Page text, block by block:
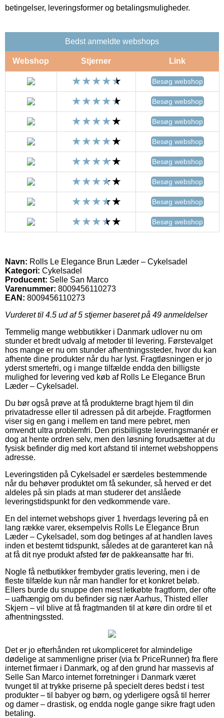
betingelser, leveringsformer og betalingsmuligheder.
Bedst anmeldte webshops
Webshop Stjerner Link
Besøg webshop
Besøg webshop
Besøg webshop
Besøg webshop
Besøg webshop
Besøg webshop
Besøg webshop
Besøg webshop
Navn: Rolls Le Elegance Brun Læder – Cykelsadel
Kategori: Cykelsadel
Producent: Selle San Marco
Varenummer: 8009456110273
EAN: 8009456110273
Vurderet til 4.5 ud af 5 stjerner baseret på 49 anmeldelser
Temmelig mange webbutikker i Danmark udlover nu om
stunder et bredt udvalg af metoder til levering. Førstevalget
hos mange er nu om stunder afhentningssteder, hvor du kan
afhente dine produkter når du har lyst. Fragtløsningen er jo
yderst smertefri, og i mange tilfælde endda den billigste
mulighed for levering ved køb af Rolls Le Elegance Brun
Læder – Cykelsadel.
Du bør også prøve at få produkterne bragt hjem til din
privatadresse eller til adressen på dit arbejde. Fragtformen
viser sig en gang i mellem en tand mere pebret, men
omvendt ultra problemfri. Den prisbilligste leveringsmanér er
dog at hente ordren selv, men den løsning forudsætter at du
fysisk befinder dig med kort afstand til internet webshoppens
adresse.
Leveringstiden på Cykelsadel er særdeles bestemmende
når du behøver produktet om få sekunder, så herved er det
aldeles på sin plads at man studerer det anslåede
leveringstidspunkt for den vedkommende vare.
En del internet webshops giver 1 hverdags levering på en
lang række varer, eksempelvis Rolls Le Elegance Brun
Læder – Cykelsadel, som dog betinges af at handlen laves
inden et bestemt tidspunkt, således at de garanteret kan nå
at få dit nye produkt afsted før de pakkeansatte har fri.
Nogle få netbutikker frembyder gratis levering, men i de
fleste tilfælde kun når man handler for et konkret beløb.
Ellers burde du snuppe den mest letkøbte fragtform, der ofte
– uafhængig om du befinder sig nær Aarhus, Thisted eller
Skjern – vil blive at få fragtmanden til at køre din ordre til et
afhentningssted.
Det er jo efterhånden ret ukompliceret for almindelige
dødelige at sammenligne priser (via fx PriceRunner) fra flere
internet firmaer i Danmark, og af den grund har massevis af
Selle San Marco internet forretninger i Danmark været
tvunget til at trykke priserne på specielt deres bedst i test
produkter – til babyer og børn, og yderligere også til herrer
og damer – drastisk, og endda nogle gange sikre fragt uden
betaling.